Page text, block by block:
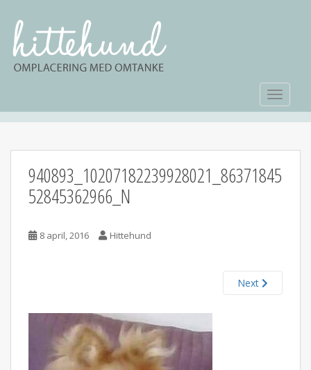
940893_10207182239928021_86371845
52845362966_N
8 april, 2016 Hittehund
Next